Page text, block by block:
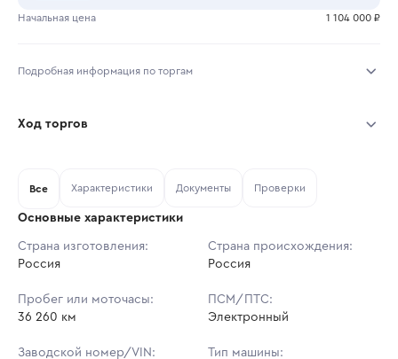
Начальная цена 1 104 000 ₽
Подробная информация по торгам
Тип аукциона: Открытые торги
Шаг торгов: 11 040 ₽
Кол-во ставок:
Ход торгов
Ставок не найдено
в аукционах
Все Характеристики Документы Проверки
Основные характеристики
Страна изготовления:
Россия
Страна происхождения:
Россия
Пробег или моточасы:
36 260 км
ПСМ/ПТС:
Электронный
Заводской номер/VIN:
Тип машины: